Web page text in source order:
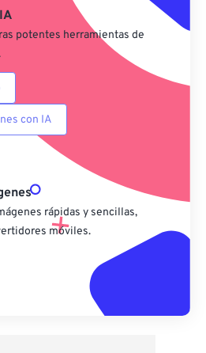
potentes herramientas de
con IA
rápidas y sencillas,
móviles.